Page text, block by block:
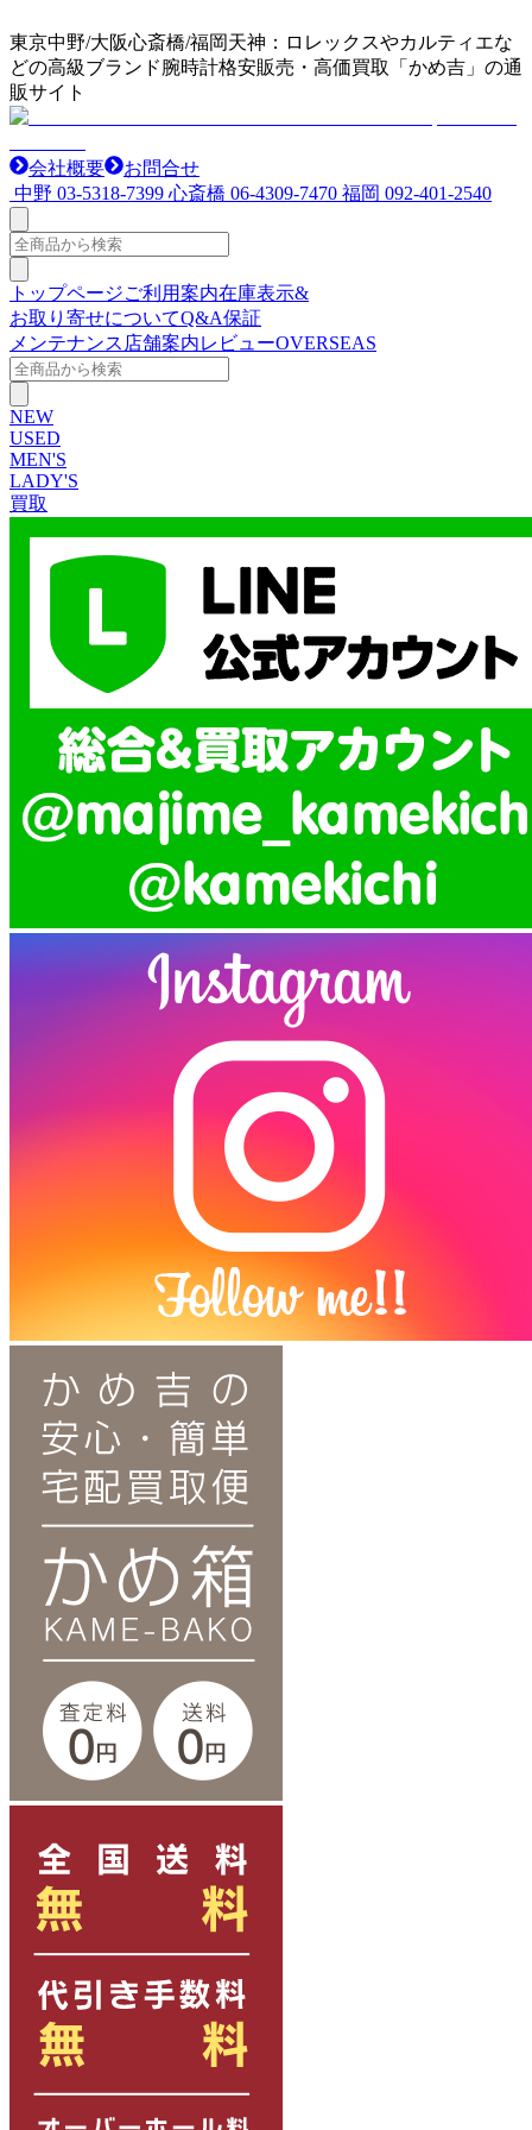
東京中野/大阪心斎橋/福岡天神：ロレックスやカルティエな
どの高級ブランド腕時計格安販売・高価買取「かめ吉」の通
販サイト
会社概要
お問合せ
中野 03-5318-7399 心斎橋 06-4309-7470 福岡 092-401-2540
トップページご利用案内在庫表示&
お取り寄せについてQ&A保証
メンテナンス 店舗案内レビューOVERSEAS
NEW
USED
MEN'S
LADY'S
買取